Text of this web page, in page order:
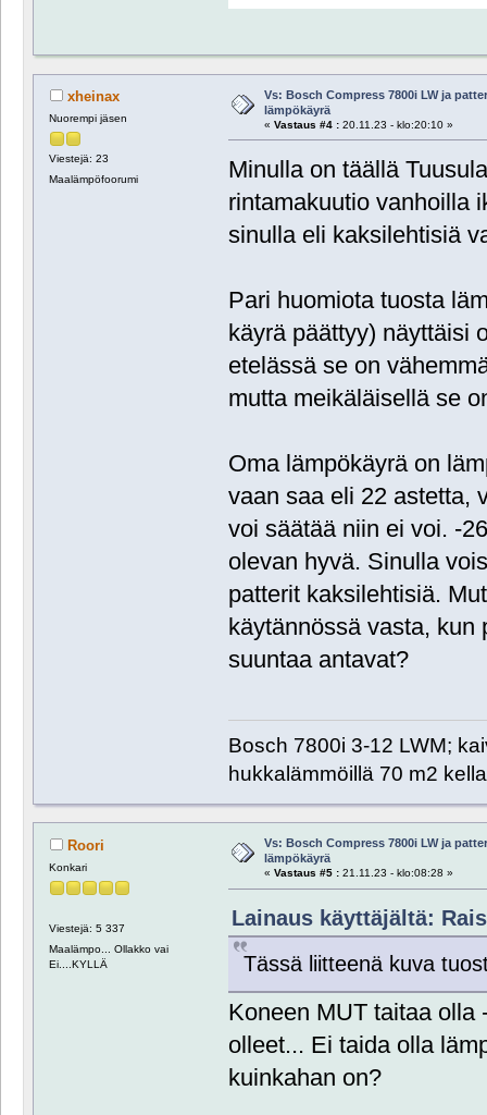
xheinax
Nuorempi jäsen
Viestejä: 23
Maalämpöfoorumi
Vs: Bosch Compress 7800i LW ja
lämpökäyrä
« Vastaus #4 :20.11.23 - klo:20:10 »
Minulla on täällä
rintamakuutio vanhoilla
sinulla eli kaksilehtisiä
Pari huomiota tuosta
käyrä päättyy) näyttäisi
etelässä se on
mutta meikäläisellä se
Oma lämpökäyrä on
vaan saa eli 22 astetta,
voi säätää niin ei voi. -
olevan hyvä. Sinulla
patterit kaksilehtisiä.
käytännössä vasta, kun
suuntaa antavat?
Bosch 7800i 3-12 LWM;
hukkalämmöillä 70 m2
Roori
Konkari
Viestejä: 5 337
Maalämpo... Ollakko vai
Ei....KYLLÄ
Vs: Bosch Compress 7800i LW ja
lämpökäyrä
« Vastaus #5 :21.11.23 - klo:08:28 »
Lainaus käyttäjältä:
Tässä liitteenä kuva
Koneen MUT taitaa olla
olleet... Ei taida olla
kuinkahan on?